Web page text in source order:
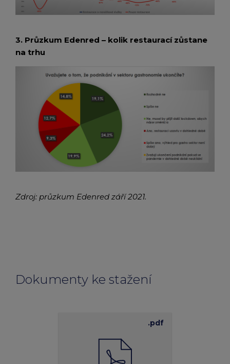
3. Průzkum Edenred – kolik restaurací zůstane
na trhu
Zdroj: průzkum Edenred září 2021.
Dokumenty ke stažení
.pdf